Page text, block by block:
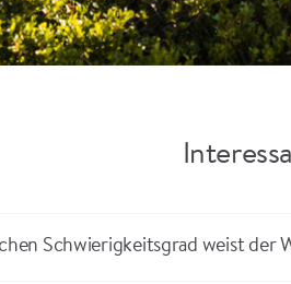
Schwierigkeitsgrad weist der